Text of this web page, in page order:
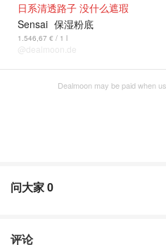
日系清透路子 没什么遮瑕
Sensai 保湿粉底
1.546,67 € / 1 l
@dealmoon.de
Dealmoon may be paid when
问大家0
评论